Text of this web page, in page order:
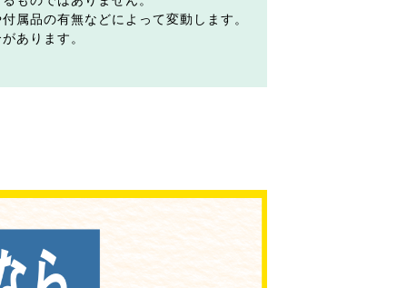
属品の有無などによって変動します。
あります。